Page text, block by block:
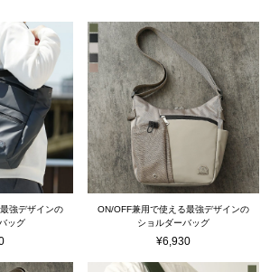
強デザインの
ッグ
ON/OFF兼用で使える最強デザインの
ショルダーバッグ
¥6,930